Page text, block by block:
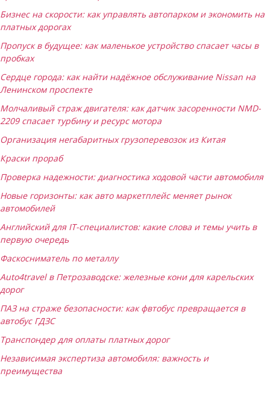
Бизнес на скорости: как управлять автопарком и экономить на
платных дорогах
Пропуск в будущее: как маленькое устройство спасает часы в
пробках
Сердце города: как найти надёжное обслуживание Nissan на
Ленинском проспекте
Молчаливый страж двигателя: как датчик засоренности NMD-
2209 спасает турбину и ресурс мотора
Организация негабаритных грузоперевозок из Китая
Краски прораб
Проверка надежности: диагностика ходовой части автомобиля
Новые горизонты: как авто маркетплейс меняет рынок
автомобилей
Английский для IT-специалистов: какие слова и темы учить в
первую очередь
Фаскосниматель по металлу
Auto4travel в Петрозаводске: железные кони для карельских
дорог
ПАЗ на страже безопасности: как фвтобус превращается в
автобус ГДЗС
Транспондер для оплаты платных дорог
Независимая экспертиза автомобиля: важность и
преимущества